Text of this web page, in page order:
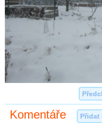
Komentáře Přidat